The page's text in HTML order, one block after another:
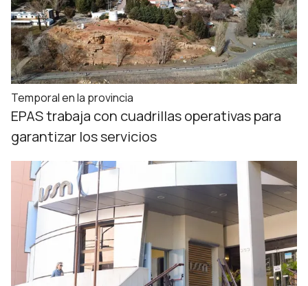
Temporal en la provincia
EPAS trabaja con cuadrillas operativas para
garantizar los servicios